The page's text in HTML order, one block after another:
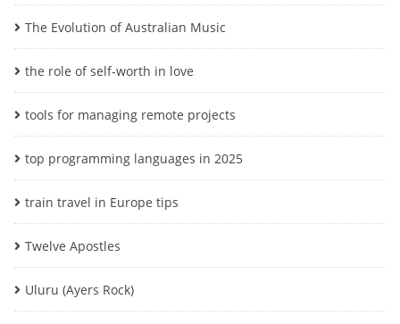
The Evolution of Australian Music
the role of self-worth in love
tools for managing remote projects
top programming languages in 2025
train travel in Europe tips
Twelve Apostles
Uluru (Ayers Rock)